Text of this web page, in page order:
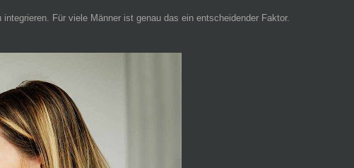
Für viele Männer ist genau das ein entscheidender Faktor.